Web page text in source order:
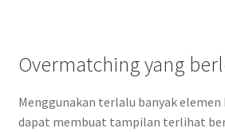
Overmatching yang
Menggunakan terlalu banyak
dapat membuat tampilan terlihat